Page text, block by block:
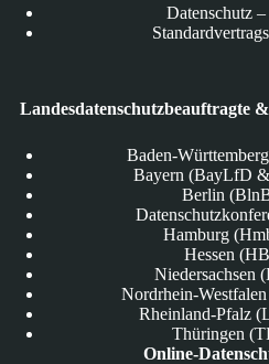
Datenschutz
Landesdatenschutzbeauftragte
Baden-
Bayern (BayLfD
Berlin
Hamburg
Hessen
Niedersachsen
Nordrhein-
Rheinland-Pfalz
Thüringen
Online-